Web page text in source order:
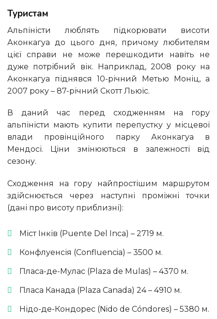
Туристам
Альпіністи люблять підкорювати висоти
Аконкагуа до цього дня, причому любителям
цієї справи не може перешкодити навіть не
дуже потрібний вік. Наприклад, 2008 року на
Аконкагуа піднявся 10-річний Метью Моніц, а
2007 року – 87-річний Скотт Льюїс.
В даний час перед сходженням на гору
альпіністи мають купити перепустку у місцевої
влади провінційного парку Аконкагуа в
Мендосі. Ціни змінюються в залежності від
сезону.
Сходження на гору найпростішим маршрутом
здійснюється через наступні проміжні точки
(дані про висоту приблизні):
Міст Інків (Puente Del Inca) – 2719 м.
Конфлуенсія (Confluencia) – 3500 м.
Пласа-де-Мулас (Plaza de Mulas) – 4370 м.
Пласа Канада (Plaza Canada) 24 – 4910 м.
Нідо-де-Кондорес (Nido de Cóndores) – 5380 м.